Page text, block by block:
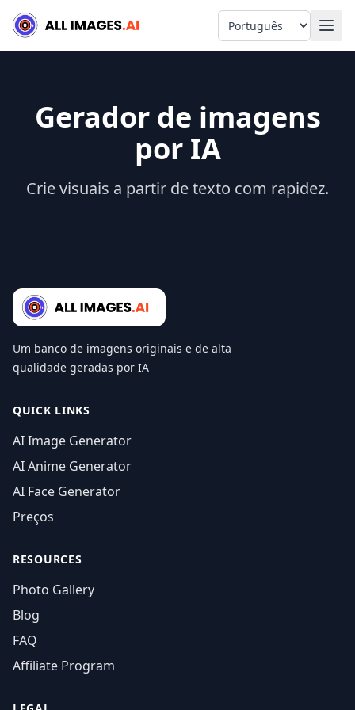
Language
Gerador de imagens
por IA
Crie visuais a partir de texto com rapidez.
Um banco de imagens originais e de alta
qualidade geradas por IA
QUICK LINKS
AI Image Generator
AI Anime Generator
AI Face Generator
Preços
RESOURCES
Photo Gallery
Blog
FAQ
Affiliate Program